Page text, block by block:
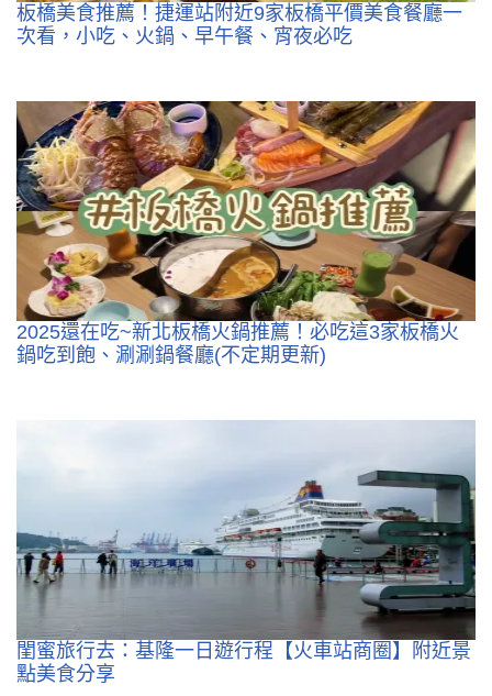
板橋美食推薦！捷運站附近9家板橋平價美食餐廳一
次看，小吃、火鍋、早午餐、宵夜必吃
2025還在吃~新北板橋火鍋推薦！必吃這3家板橋火
鍋吃到飽、涮涮鍋餐廳(不定期更新)
閨蜜旅行去：基隆一日遊行程【火車站商圈】附近景
點美食分享